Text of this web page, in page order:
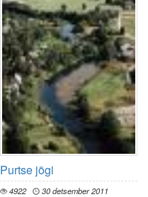
Purtse jõgi
4922 30 detsember 2011